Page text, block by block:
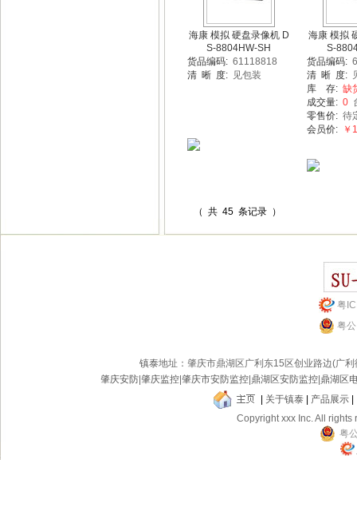
海康 模拟 硬盘录像机 D
S-8804HW-SH
货品编码: 61118818
清 晰 度: 见包装
海康 模拟
S-
货品编码:
清 晰 度:
库 存: 缺
成交量: 0
零售价: 待
会员价: ￥
（ 共 45 条记录 ）
粤
粤
镇泰地址：肇庆市鼎湖区广利东15区创业路边(广
肇庆安防 |肇庆监控 |肇庆市安防监控 鼎湖区安防监控 鼎湖区
关于镇泰 产品展示
Copyright xxx Inc. All rights
粤